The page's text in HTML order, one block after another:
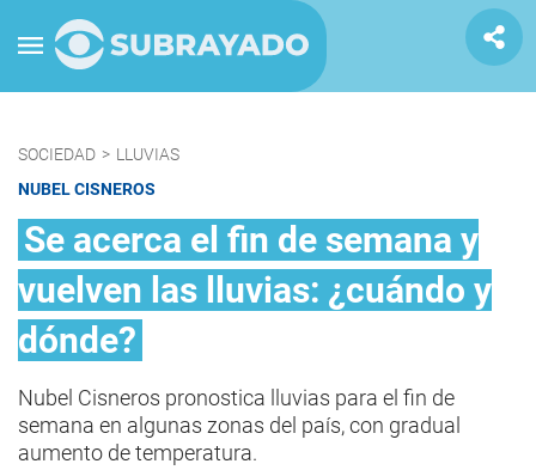
SOCIEDAD > LLUVIAS
NUBEL CISNEROS
Se acerca el fin de semana y
vuelven las lluvias: ¿cuándo y
dónde?
Nubel Cisneros pronostica lluvias para el fin de
semana en algunas zonas del país, con gradual
aumento de temperatura.